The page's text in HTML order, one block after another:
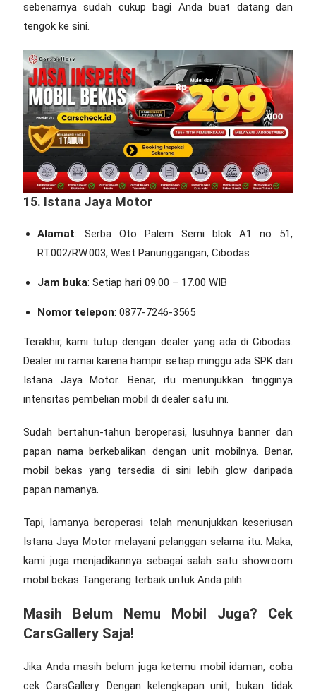
sebenarnya sudah cukup bagi Anda buat datang dan
tengok ke sini.
15. Istana Jaya Motor
Alamat: Serba Oto Palem Semi blok A1 no 51,
RT.002/RW.003, West Panunggangan, Cibodas
Jam buka: Setiap hari 09.00 – 17.00 WIB
Nomor telepon: 0877-7246-3565
Terakhir, kami tutup dengan dealer yang ada di Cibodas.
Dealer ini ramai karena hampir setiap minggu ada SPK dari
Istana Jaya Motor. Benar, itu menunjukkan tingginya
intensitas pembelian mobil di dealer satu ini.
Sudah bertahun-tahun beroperasi, lusuhnya banner dan
papan nama berkebalikan dengan unit mobilnya. Benar,
mobil bekas yang tersedia di sini lebih glow daripada
papan namanya.
Tapi, lamanya beroperasi telah menunjukkan keseriusan
Istana Jaya Motor melayani pelanggan selama itu. Maka,
kami juga menjadikannya sebagai salah satu showroom
mobil bekas Tangerang terbaik untuk Anda pilih.
Masih Belum Nemu Mobil Juga? Cek
CarsGallery Saja!
Jika Anda masih belum juga ketemu mobil idaman, coba
cek CarsGallery. Dengan kelengkapan unit, bukan tidak